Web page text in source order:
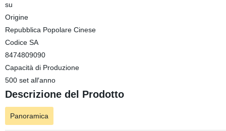
su
Origine
Repubblica Popolare Cinese
Codice SA
8474809090
Capacità di Produzione
500 set all′anno
Descrizione del Prodotto
Panoramica